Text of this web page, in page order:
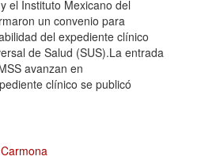
el Instituto Mexicano del
un convenio para
del expediente clínico
de Salud (SUS).La entrada
avanzan en
clínico se publicó